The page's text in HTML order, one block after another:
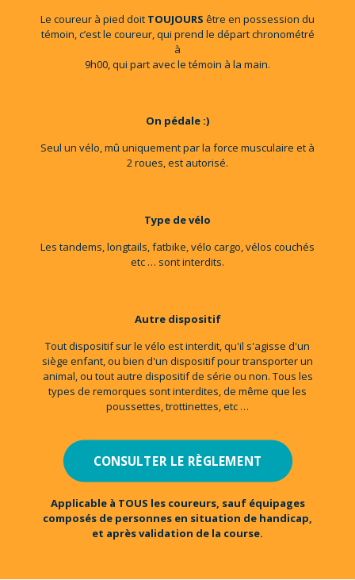
Le coureur à pied doit TOUJOURS être en possession du
témoin, c’est le coureur, qui prend le départ chronométré
à
9h00, qui part avec le témoin à la main.
On pédale :)
Seul un vélo, mû uniquement par la force musculaire et à
2 roues, est autorisé.
Type de vélo
Les tandems, longtails, fatbike, vélo cargo, vélos couchés
etc … sont interdits.
Autre dispositif
Tout dispositif sur le vélo est interdit, qu'il s'agisse d'un
siège enfant, ou bien d'un dispositif pour transporter un
animal, ou tout autre dispositif de série ou non. Tous les
types de remorques sont interdites, de même que les
poussettes, trottinettes, etc …
CONSULTER LE RÈGLEMENT
Applicable à TOUS les coureurs, sauf équipages
composés de personnes en situation de handicap,
et après validation de la course.